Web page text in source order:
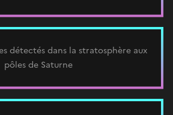
détectés dans la stratosphère aux
pôles de Saturne